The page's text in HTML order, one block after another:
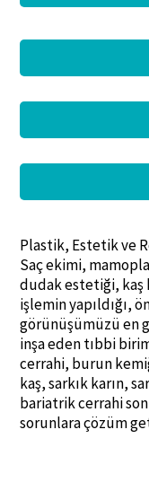
Plastik, Estetik ve
Saç ekimi,
dudak estetiği, kaş
işlemin yapıldığı,
görünüşümüzü en
inşa eden tıbbi
cerrahi, burun
kaş, sarkık karın,
bariatrik cerrahi
sorunlara çözüm